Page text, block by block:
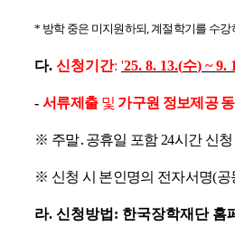
* 방학 중은 미지원하되,계절학기를 수강
다. 신청기간: '25. 8. 13.(수) ~ 9.
- 서류제출 및 가구원 정보제공
※ 주말․ 공휴일 포함 24시간 신
※ 신청 시 본인명의 전자서명(공
라. 신청방법 : 한국장학재단 홈